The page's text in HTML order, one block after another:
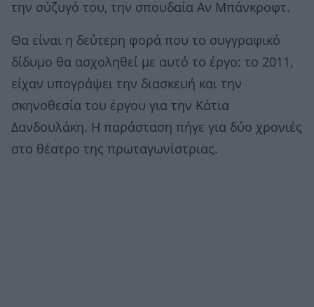
την σύζυγό του, την σπουδαία Αν Μπάνκροφτ.
Θα είναι η δεύτερη φορά που το συγγραφικό
δίδυμο θα ασχοληθεί με αυτό το έργο: το 2011,
είχαν υπογράψει την διασκευή και την
σκηνοθεσία του έργου για την Κάτια
Δανδουλάκη. Η παράσταση πήγε για δύο χρονιές
στο θέατρο της πρωταγωνίστριας.